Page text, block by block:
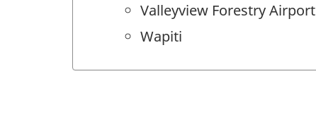
Valleyview Forestry Airport
Wapiti